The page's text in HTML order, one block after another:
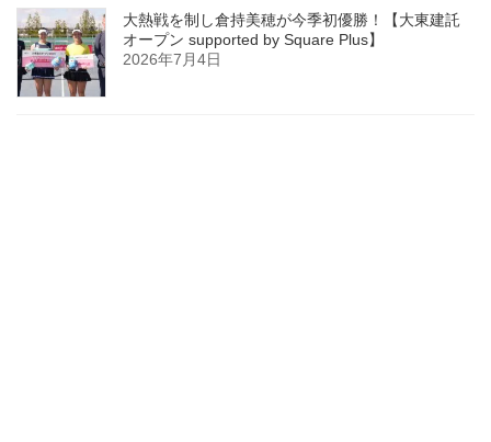
大熱戦を制し倉持美穂が今季初優勝！【大東建託
オープン supported by Square Plus】
2026年7月4日